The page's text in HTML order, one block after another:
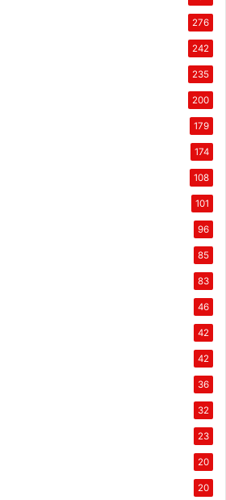
276
242
235
200
179
174
108
101
96
85
83
46
42
42
36
32
23
20
20